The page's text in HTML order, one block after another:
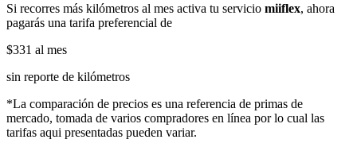
Si recorres más kilómetros al mes activa tu servicio miiflex, ahora
pagarás una tarifa preferencial de
$331 al mes
sin reporte de kilómetros
*La comparación de precios es una referencia de primas de
mercado, tomada de varios compradores en línea por lo cual las
tarifas aqui presentadas pueden variar.